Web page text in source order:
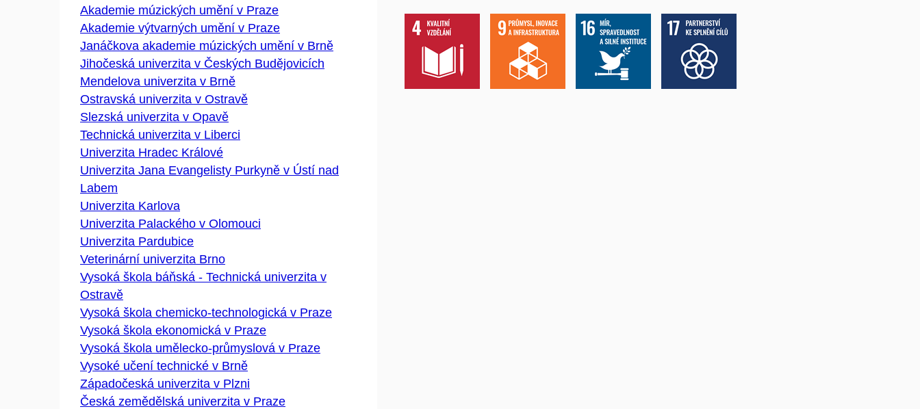
Akademie múzických umění v Praze
Akademie výtvarných umění v Praze
Janáčkova akademie múzických umění v Brně
Jihočeská univerzita v Českých Budějovicích
Mendelova univerzita v Brně
Ostravská univerzita v Ostravě
Slezská univerzita v Opavě
Technická univerzita v Liberci
Univerzita Hradec Králové
Univerzita Jana Evangelisty Purkyně v Ústí nad
Labem
Univerzita Karlova
Univerzita Palackého v Olomouci
Univerzita Pardubice
Veterinární univerzita Brno
Vysoká škola báňská - Technická univerzita v
Ostravě
Vysoká škola chemicko-technologická v Praze
Vysoká škola ekonomická v Praze
Vysoká škola umělecko-průmyslová v Praze
Vysoké učení technické v Brně
Západočeská univerzita v Plzni
Česká zemědělská univerzita v Praze